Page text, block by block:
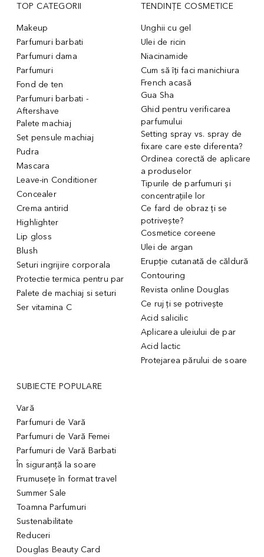
TOP CATEGORII
Makeup
Parfumuri barbati
Parfumuri dama
Parfumuri
Fond de ten
Parfumuri barbati -
Aftershave
Palete machiaj
Set pensule machiaj
Pudra
Mascara
Leave-in Conditioner
Concealer
Crema antirid
Highlighter
Lip gloss
Blush
Seturi ingrijire corporala
Protectie termica pentru par
Palete de machiaj si seturi
Ser vitamina C
TENDINȚE COSMETICE
Unghii cu gel
Ulei de ricin
Niacinamide
Cum să îți faci manichiura
French acasă
Gua Sha
Ghid pentru verificarea
parfumului
Setting spray vs. spray de
fixare care este diferenta?
Ordinea corectă de aplicare
a produselor
Tipurile de parfumuri și
concentrațiile lor
Ce fard de obraz ți se
potrivește?
Cosmetice coreene
Ulei de argan
Erupție cutanată de căldură
Contouring
Revista online Douglas
Ce ruj ți se potrivește
Acid salicilic
Aplicarea uleiului de par
Acid lactic
Protejarea părului de soare
SUBIECTE POPULARE
Vară
Parfumuri de Vară
Parfumuri de Vară Femei
Parfumuri de Vară Barbati
În siguranță la soare
Frumusețe în format travel
Summer Sale
Toamna Parfumuri
Sustenabilitate
Reduceri
Douglas Beauty Card